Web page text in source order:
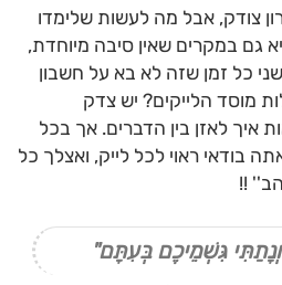
צודק, אבל מה לעשות שלימדו
גם במקרים שאין סיבה מיוחדת,
כל זמן שזה לא בא על חשבון
מוסד הלייקים? יש צדק
איך לאזן בין הדברים. אך בכל
בודאי ראוי לכל לייק, ואצלך כל
!!
גִּשְׁמֵיכֶם בְּעִתָּם"